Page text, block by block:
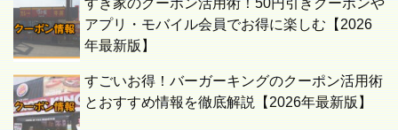
アプリ・モバイル会員でお得に楽しむ【2026
年最新版】
すごいお得！バーガーキングのクーポン活用術
とおすすめ情報を徹底解説【2026年最新版】